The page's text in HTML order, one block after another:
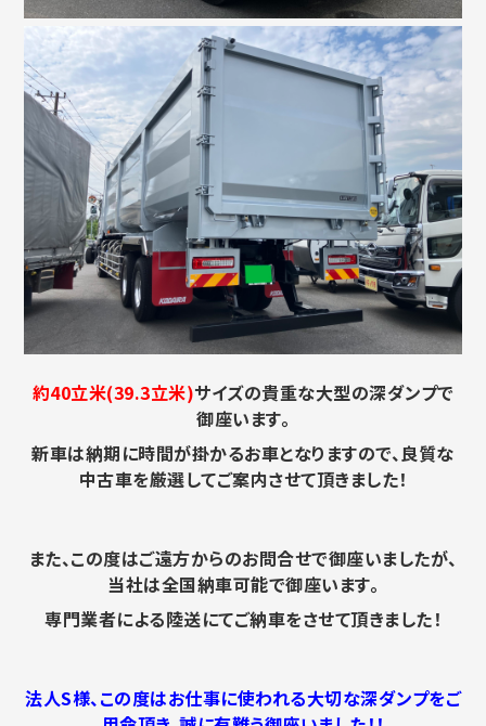
約40立米(39.3立米)サイズの貴重な大型の深ダンプで
御座います。
新車は納期に時間が掛かるお車となりますので、良質な
中古車を厳選してご案内させて頂きました！
また、この度はご遠方からのお問合せで御座いましたが、
当社は全国納車可能で御座います。
専門業者による陸送にてご納車をさせて頂きました！
法人S様、この度はお仕事に使われる大切な深ダンプをご